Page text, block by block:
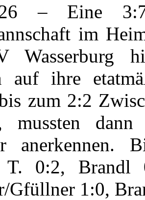
– Eine
im
Wasserburg
auf ihre
zum 2:2
mussten
anerkennen.
T. 0:2, Brandl
Gfüllner 1:0,